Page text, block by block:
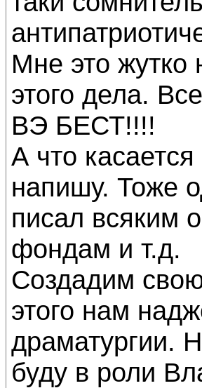
Мне это жутко
этого дела.
ВЭ БЕСТ!!!!
А что
напишу. Тоже
писал всяким
фондам и т.д.
Создадим
этого нам
драматургии.
буду в роли